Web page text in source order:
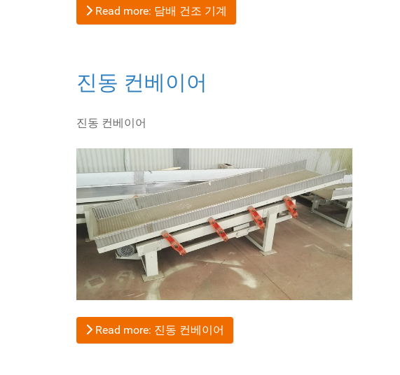
Read more: 담배 건조 기계
진동 컨베이어
진동 컨베이어
Read more: 진동 컨베이어